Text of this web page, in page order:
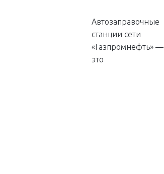
Автозаправочные
станции сети
«Газпромнефть» —
это